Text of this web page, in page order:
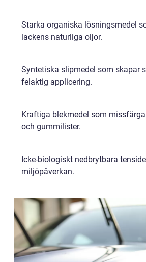
Starka organiska lösningsmedel
lackens naturliga oljor.
Syntetiska slipmedel som skapar
felaktig applicering.
Kraftiga blekmedel som
och gummilister.
Icke-biologiskt nedbrytbara
miljöpåverkan.